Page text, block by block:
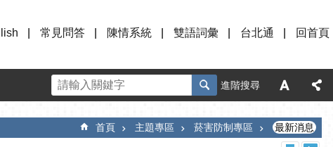
常見問答 陳情系統 雙語詞彙 台北通 回首頁
進階搜尋
首頁 主題專區 菸害防制專區 最新消息